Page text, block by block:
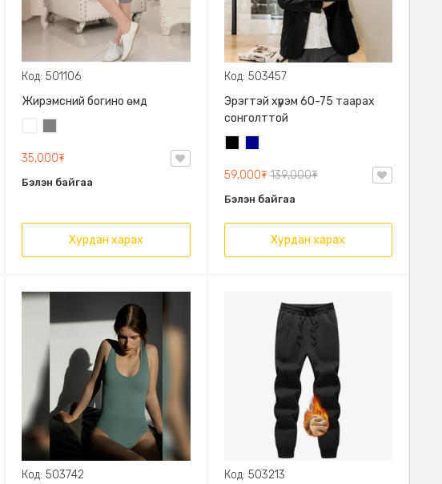
Код: 501106
Жирэмсний богино өмд
35,000₮
Бэлэн байгаа
Хурдан харах
Код: 503457
Эрэгтэй хүрэм 60-75 таарах
сонголттой
59,000₮139,000₮
Бэлэн байгаа
Хурдан харах
Код: 503742
Код: 503213